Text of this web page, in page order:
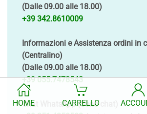
(Dalle 09.00 alle 18.00)
+39 342.8610009
Informazioni e Assistenza ordini in
(Centralino)
(Dalle 09.00 alle 18.00)
+39 055.7478543
Chat WhatsApp (Sono chat)
HOME CARRELLO